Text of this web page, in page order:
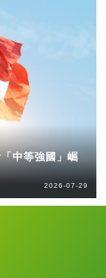
中等強國」崛
2026-07-29